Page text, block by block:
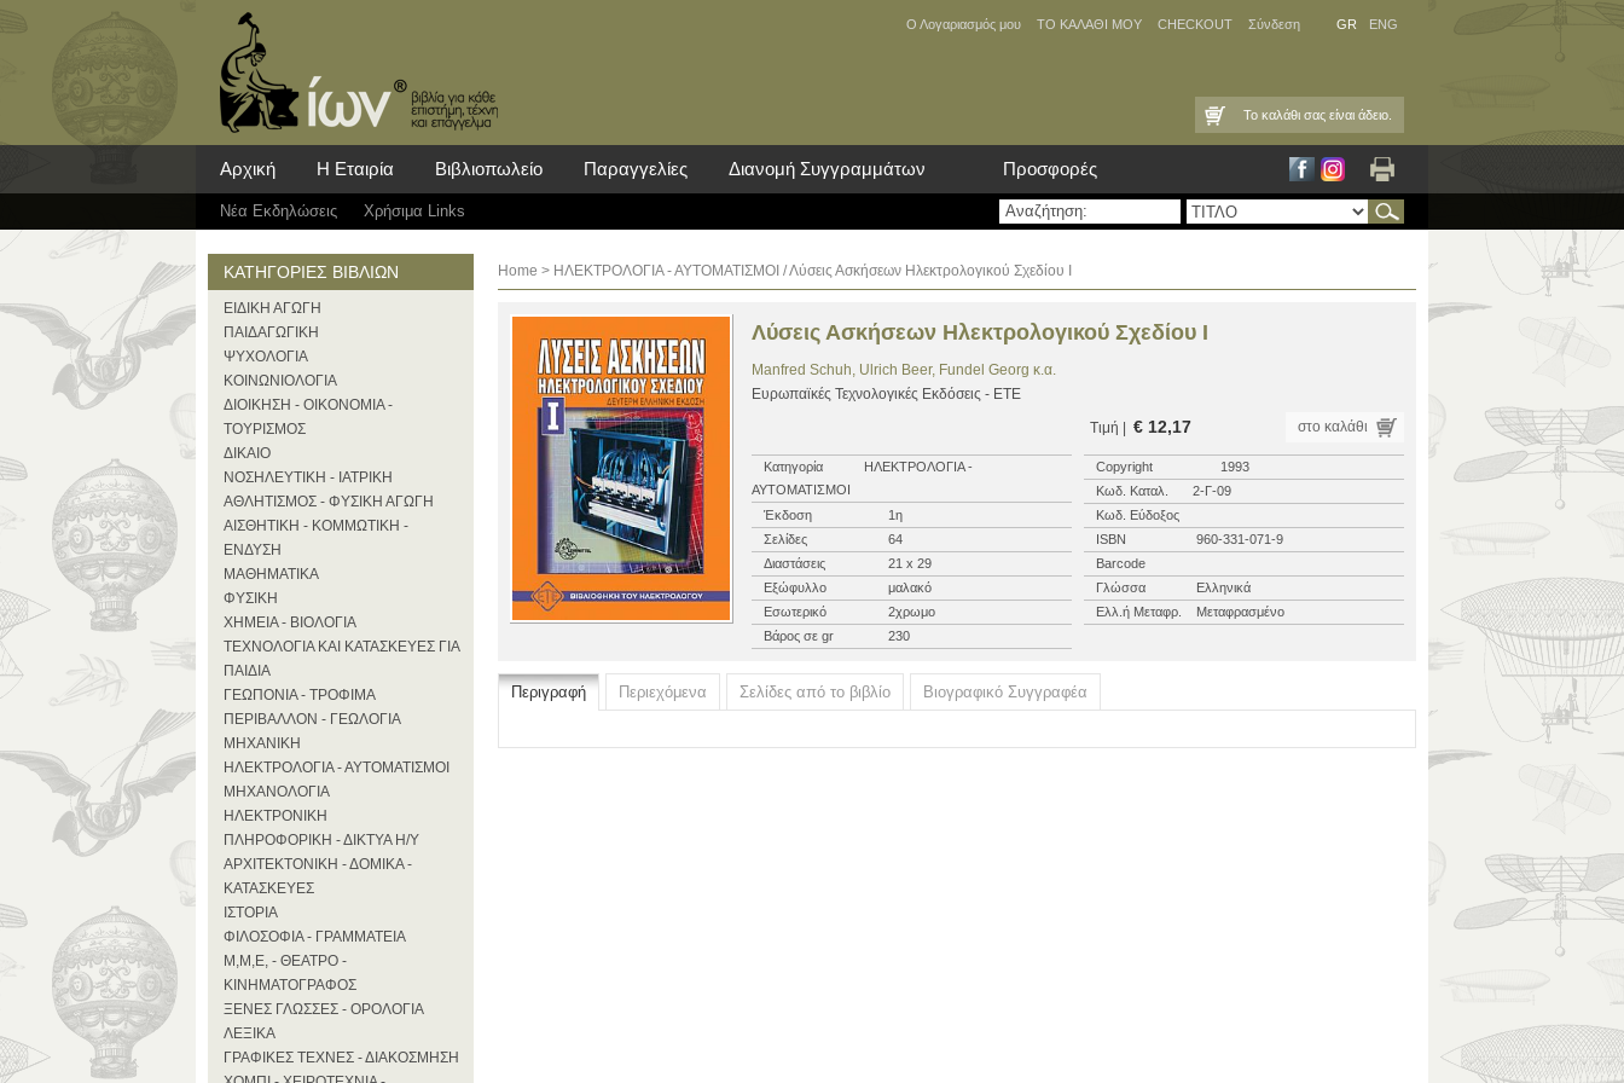
Ο Λογαριασμός μου ΤΟ ΚΑΛΑΘΙ ΜΟΥ CHECKOUT Σύνδεση GR ENG
Το καλάθι σας είναι άδειο.
Αρχική Η Εταιρία Βιβλιοπωλείο Παραγγελίες Διανομή Συγγραμμάτων Προσφορές
Νέα Eκδηλώσεις Χρήσιμα Links
ΚΑΤΗΓΟΡΙΕΣ ΒΙΒΛΙΩΝ
ΕΙΔΙΚΗ ΑΓΩΓΗ
ΠΑΙΔΑΓΩΓΙΚΗ
ΨΥΧΟΛΟΓΙΑ
ΚΟΙΝΩΝΙΟΛΟΓΙΑ
ΔΙΟΙΚΗΣΗ - ΟΙΚΟΝΟΜΙΑ -
ΤΟΥΡΙΣΜΟΣ
ΔΙΚΑΙΟ
ΝΟΣΗΛΕΥΤΙΚΗ - ΙΑΤΡΙΚΗ
ΑΘΛΗΤΙΣΜΟΣ - ΦΥΣΙΚΗ ΑΓΩΓΗ
ΑΙΣΘΗΤΙΚΗ - ΚΟΜΜΩΤΙΚΗ -
ΕΝΔΥΣΗ
ΜΑΘΗΜΑΤΙΚΑ
ΦΥΣΙΚΗ
ΧΗΜΕΙΑ - ΒΙΟΛΟΓΙΑ
ΤΕΧΝΟΛΟΓΙΑ ΚΑΙ ΚΑΤΑΣΚΕΥΕΣ ΓΙΑ
ΠΑΙΔΙΑ
ΓΕΩΠΟΝΙΑ - ΤΡΟΦΙΜΑ
ΠΕΡΙΒΑΛΛΟΝ - ΓΕΩΛΟΓΙΑ
ΜΗΧΑΝΙΚΗ
ΗΛΕΚΤΡΟΛΟΓΙΑ - ΑΥΤΟΜΑΤΙΣΜΟΙ
ΜΗΧΑΝΟΛΟΓΙΑ
ΗΛΕΚΤΡΟΝΙΚΗ
ΠΛΗΡΟΦΟΡΙΚΗ - ΔΙΚΤΥΑ Η/Υ
ΑΡΧΙΤΕΚΤΟΝΙΚΗ - ΔΟΜΙΚΑ -
ΚΑΤΑΣΚΕΥΕΣ
ΙΣΤΟΡΙΑ
ΦΙΛΟΣΟΦΙΑ - ΓΡΑΜΜΑΤΕΙΑ
Μ,Μ,Ε, - ΘΕΑΤΡΟ -
ΚΙΝΗΜΑΤΟΓΡΑΦΟΣ
ΞΕΝΕΣ ΓΛΩΣΣΕΣ - ΟΡΟΛΟΓΙΑ
ΛΕΞΙΚΑ
ΓΡΑΦΙΚΕΣ ΤΕΧΝΕΣ - ΔΙΑΚΟΣΜΗΣΗ
Home > ΗΛΕΚΤΡΟΛΟΓΙΑ - ΑΥΤΟΜΑΤΙΣΜΟΙ / Λύσεις Ασκήσεων Ηλεκτρολογικού Σχεδίου Ι
Λύσεις Ασκήσεων Ηλεκτρολογικού Σχεδίου Ι
Manfred Schuh, Ulrich Beer, Fundel Georg κ.α.
Ευρωπαϊκές Τεχνολογικές Εκδόσεις - ΕΤΕ
Τιμή |
€ 12,17 στο καλάθι
Κατηγορία
ΗΛΕΚΤΡΟΛΟΓΙΑ -
ΑΥΤΟΜΑΤΙΣΜΟΙ
Copyright
1993
Κωδ. Καταλ.
2-Γ-09
Έκδοση
1η
Κωδ. Εύδοξος
Σελίδες
64 ISBN
960-331-071-9
Διαστάσεις
21 x 29
Barcode
Εξώφυλλο
μαλακό Γλώσσα
Ελληνικά
Εσωτερικό
2χρωμο Ελλ.ή Μεταφρ.
Μεταφρασμένο
Βάρος σε gr
230
Περιγραφή Περιεχόμενα Σελίδες από το βιβλίο Βιογραφικό Συγγραφέα